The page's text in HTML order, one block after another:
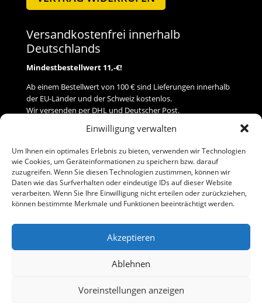
Einwilligung verwalten
Um Ihnen ein optimales Erlebnis zu bieten, verwenden wir Technologien
wie Cookies, um Geräteinformationen zu speichern bzw. darauf
zuzugreifen. Wenn Sie diesen Technologien zustimmen, können wir
Daten wie das Surfverhalten oder eindeutige IDs auf dieser Website
verarbeiten. Wenn Sie Ihre Einwilligung nicht erteilen oder zurückziehen,
können bestimmte Merkmale und Funktionen beeinträchtigt werden.
Akzeptieren
Ablehnen
Voreinstellungen anzeigen
Versandkostenfrei innerhalb
Deutschlands
Mindestbestellwert 11,-€!
Ab einem Bestellwert von 100 € sind Lieferungen innerhalb
der EU-Länder und der Schweiz kostenlos.
Wir versenden per DHL und Deutscher Post.
Versand
Zahlung
Baumann Modellspielwaren
Telefon (0 91 61) 33 84